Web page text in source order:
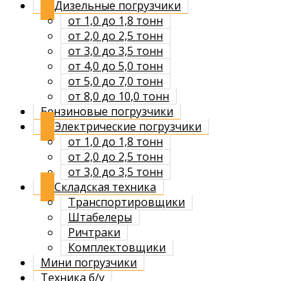
Дизельные погрузчики
от 1,0 до 1,8 тонн
от 2,0 до 2,5 тонн
от 3,0 до 3,5 тонн
от 4,0 до 5,0 тонн
от 5,0 до 7,0 тонн
от 8,0 до 10,0 тонн
Бензиновые погрузчики
Электрические погрузчики
от 1,0 до 1,8 тонн
от 2,0 до 2,5 тонн
от 3,0 до 3,5 тонн
Складская техника
Транспортировщики
Штабелеры
Ричтраки
Комплектовщики
Мини погрузчики
Техника б/у